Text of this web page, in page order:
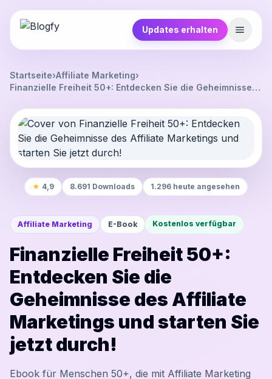
Updates erhalten
Startseite›Affiliate Marketing›
Finanzielle Freiheit 50+: Entdecken Sie die Geheimnisse
★ 4,9 8.691 Downloads 1.296 heute angesehen
Affiliate Marketing E-Book Kostenlos verfügbar
Finanzielle Freiheit 50+:
Entdecken Sie die
Geheimnisse des Affiliate
Marketings und starten Sie
jetzt durch!
Ebook für Menschen 50+, die mit Affiliate Marketing